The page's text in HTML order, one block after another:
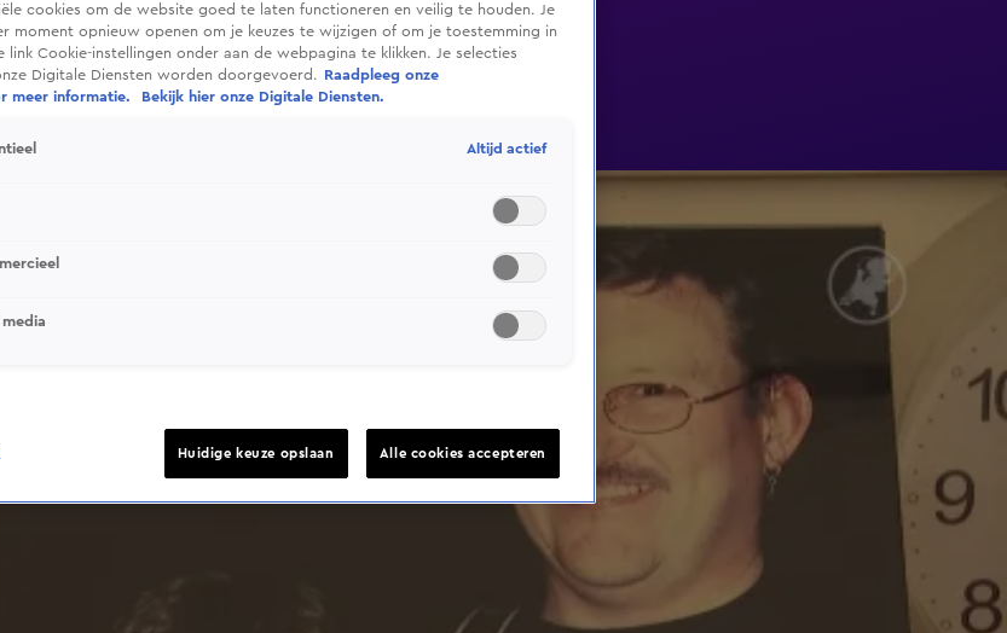
cookies om de website goed te laten functioneren en veilig te houden. Je
moment opnieuw openen om je keuzes te wijzigen of om je toestemming in
Cookie-instellingen onder aan de webpagina te klikken. Je selecties
Digitale Diensten worden doorgevoerd.
Raadpleeg onze
meer informatie.
Bekijk hier onze Digitale Diensten.
Altijd actief
Huidige keuze opslaan Alle cookies accepteren